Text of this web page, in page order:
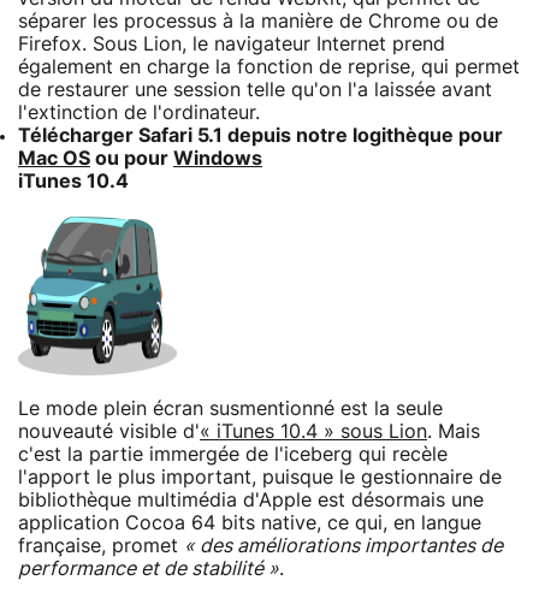
séparer les processus à la manière de Chrome ou de
Firefox. Sous Lion, le navigateur Internet prend
également en charge la fonction de reprise, qui permet
de restaurer une session telle qu'on l'a laissée avant
l'extinction de l'ordinateur.
Télécharger Safari 5.1 depuis notre logithèque pour
Mac OS ou pour Windows
iTunes 10.4
Le mode plein écran susmentionné est la seule
nouveauté visible d'« iTunes 10.4 » sous Lion. Mais
c'est la partie immergée de l'iceberg qui recèle
l'apport le plus important, puisque le gestionnaire de
bibliothèque multimédia d'Apple est désormais une
application Cocoa 64 bits native, ce qui, en langue
française, promet « des améliorations importantes de
performance et de stabilité ».